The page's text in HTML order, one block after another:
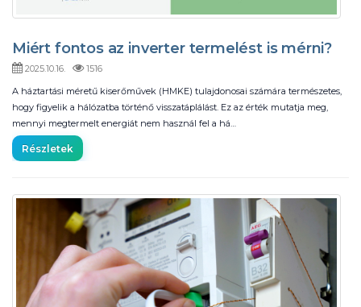
Miért fontos az inverter termelést is mérni?
2025.10.16.
1516
A háztartási méretű kiserőművek (HMKE) tulajdonosai számára természetes,
hogy figyelik a hálózatba történő visszatáplálást. Ez az érték mutatja meg,
mennyi megtermelt energiát nem használ fel a há…
Részletek